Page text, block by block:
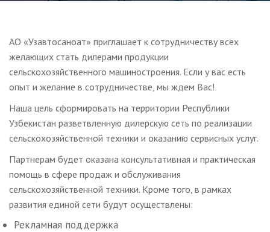
АО «Узавтосаноат» приглашает к сотрудничеству всех
желающих стать дилерами продукции
сельскохозяйственного машиностроения. Если у вас есть
опыт и желание в сотрудничестве, мы ждем Вас!
Наша цель сформировать на территории Республики
Узбекистан разветвленную дилерскую сеть по реализации
сельскохозяйственной техники и оказанию сервисных услуг.
Партнерам будет оказана консультативная и практическая
помощь в сфере продаж и обслуживания
сельскохозяйственной техники. Кроме того, в рамках
развития единой сети будут осуществлены:
Рекламная поддержка